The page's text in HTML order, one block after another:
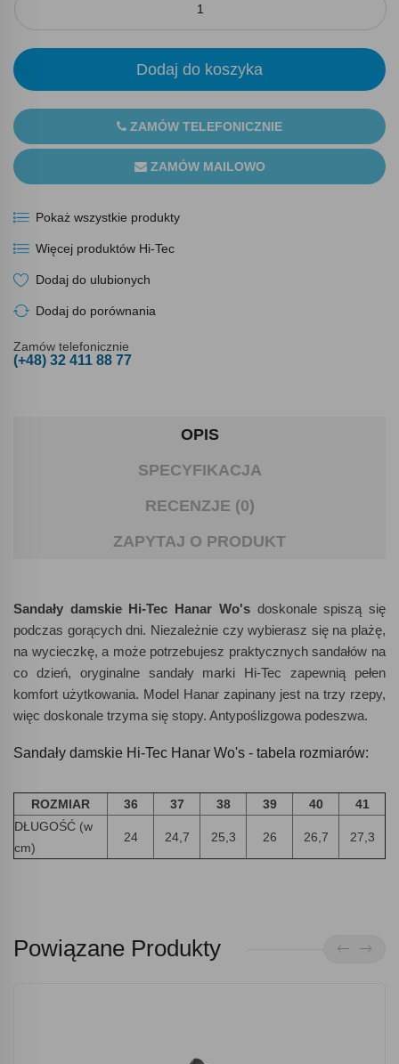
Dodaj do koszyka
ZAMÓW TELEFONICZNIE
ZAMÓW MAILOWO
Pokaż wszystkie produkty
Więcej produktów Hi-Tec
Dodaj do ulubionych
Dodaj do porównania
Zamów telefonicznie
(+48) 32 411 88 77
OPIS
SPECYFIKACJA
RECENZJE (0)
ZAPYTAJ O PRODUKT
Sandały damskie Hi-Tec Hanar Wo'sdoskonale spiszą się
podczas gorących dni. Niezależnie czy wybierasz się na plażę,
na wycieczkę, a może potrzebujesz praktycznych sandałów na
co dzień, oryginalne sandały marki Hi-Tec zapewnią pełen
komfort użytkowania. Model Hanar zapinany jest na trzy rzepy,
więc doskonale trzyma się stopy. Antypoślizgowa podeszwa.
Sandały damskie Hi-Tec Hanar Wo's - tabela rozmiarów:
ROZMIAR 36 37 38 39 40
41
DŁUGOŚĆ (w
cm)
24 24,7 25,3 26 26,7 27,3
Powiązane Produkty